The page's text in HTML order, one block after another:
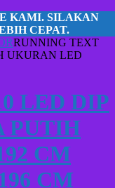
KAMI. SILAKAN
CEPAT.
RUNNING TEXT
UKURAN LED
LED DIP
PUTIH
CM
CM